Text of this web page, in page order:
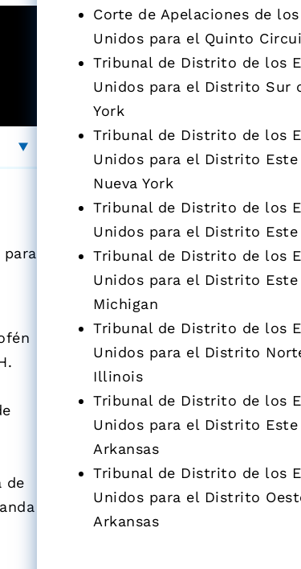
de
Corte de Apelaciones de
Unidos para el Quinto
Tribunal de Distrito de los
Unidos para el Distrito Sur
York
Tribunal de Distrito de los
Unidos para el Distrito Este
Nueva York
Tribunal de Distrito de los
Unidos para el Distrito Este
Tribunal de Distrito de los
Unidos para el Distrito Este
Michigan
Tribunal de Distrito de los
Unidos para el Distrito
Illinois
Tribunal de Distrito de los
Unidos para el Distrito Este
Arkansas
Tribunal de Distrito de los
Unidos para el Distrito
Arkansas